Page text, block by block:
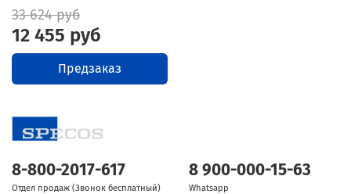
33 624 руб
12 455 руб
Предзаказ
8-800-2017-617
Отдел продаж (Звонок бесплатный)
8 900-000-15-63
Whatsapp